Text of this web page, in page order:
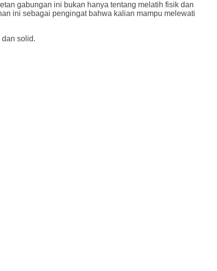
gabungan ini bukan hanya tentang melatih fisik dan
ini sebagai pengingat bahwa kalian mampu melewati
solid.